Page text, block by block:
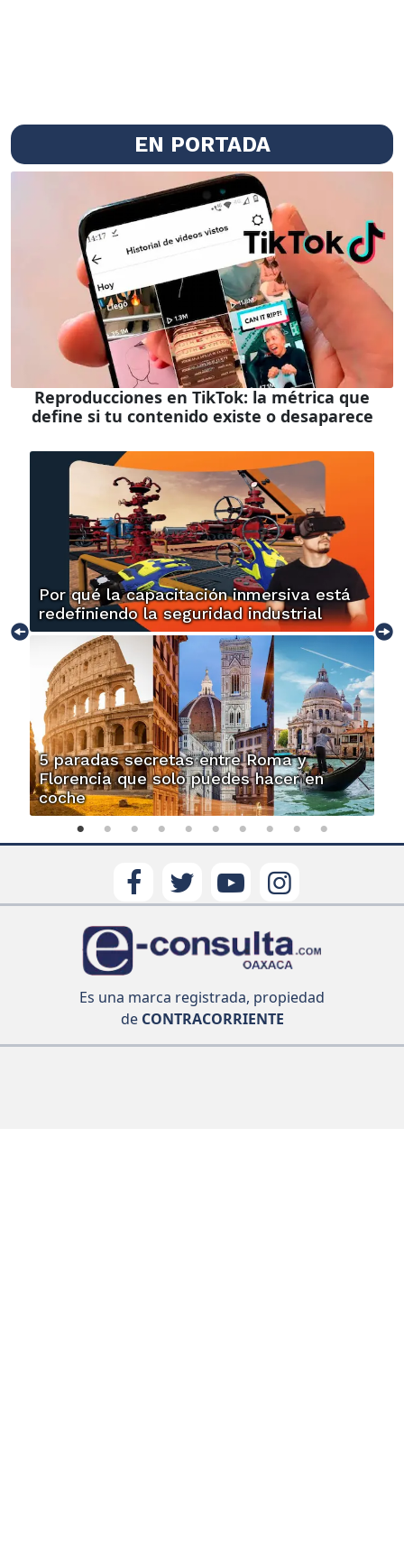
EN PORTADA
Reproducciones en TikTok: la métrica que
define si tu contenido existe o desaparece
Por qué la capacitación inmersiva está
redefiniendo la seguridad industrial
5 paradas secretas entre Roma y
Florencia que solo puedes hacer en
coche
Es una marca registrada, propiedad
deCONTRACORRIENTE